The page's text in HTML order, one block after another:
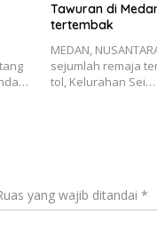
Tawuran di
tertembak
MEDAN,
sejumlah remaja
tol, Kelurahan Sei…
yang wajib ditandai *